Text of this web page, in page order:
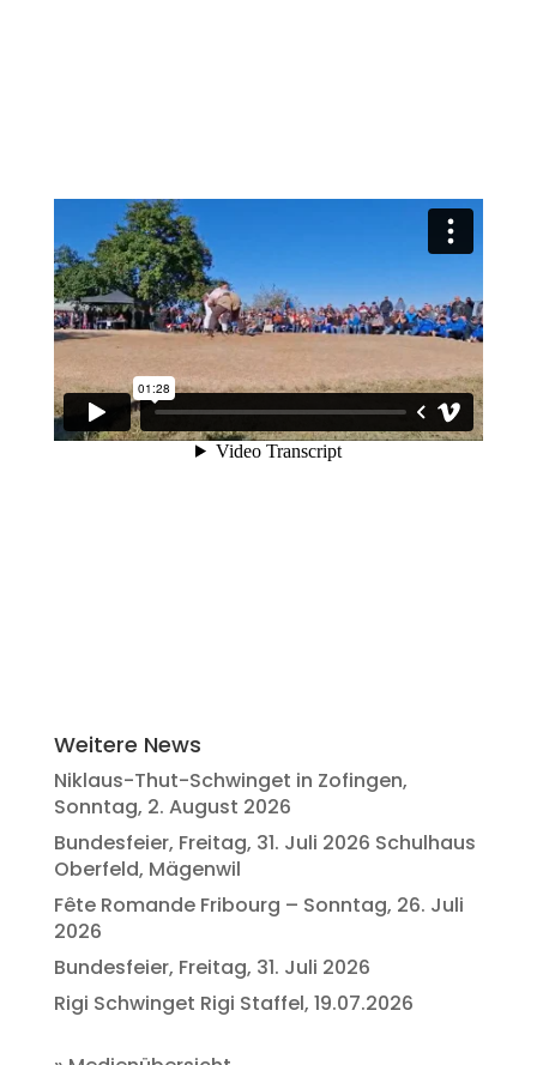
Weitere News
Niklaus-Thut-Schwinget in Zofingen,
Sonntag, 2. August 2026
Bundesfeier, Freitag, 31. Juli 2026 Schulhaus
Oberfeld, Mägenwil
Fête Romande Fribourg – Sonntag, 26. Juli
2026
Bundesfeier, Freitag, 31. Juli 2026
Rigi Schwinget Rigi Staffel, 19.07.2026